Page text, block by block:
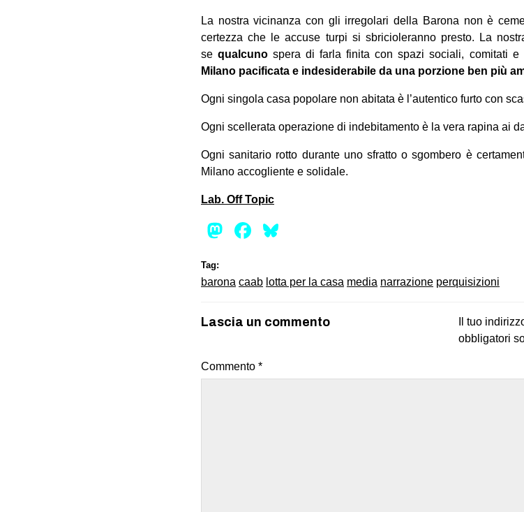
La nostra vicinanza con gli irregolari della Barona non è
certezza che le accuse turpi si sbricioleranno presto. La
sequalcuno spera di farla finita con spazi sociali, comitati e
Milano pacificata e indesiderabile da una porzione ben più
Ogni singola casa popolare non abitata è l’autentico furto con
Ogni scellerata operazione di indebitamento è la vera rapina ai
Ogni sanitario rotto durante uno sfratto o sgombero è
Milano accogliente e solidale.
Lab. Off Topic
Mastodon
Facebook
Tag:
barona caab lotta per la casa media narrazione perquisizioni
Lascia un commento Il tuo
obbligatori
Commento *